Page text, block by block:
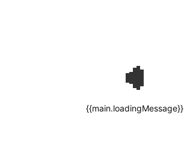
{{main.loadingMessage}}